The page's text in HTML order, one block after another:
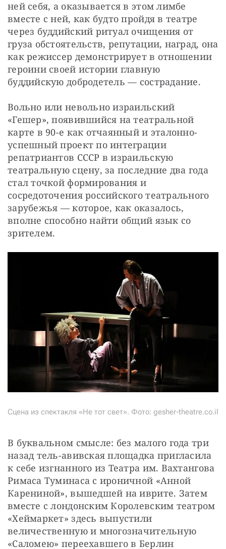
ней себя, а оказывается в этом лимбе
вместе с ней, как будто пройдя в театре
через буддийский ритуал очищения от
груза обстоятельств, репутации, наград, она
как режиссер демонстрирует в отношении
героини своей истории главную
буддийскую добродетель — сострадание.
Вольно или невольно израильский
«Гешер», появившийся на театральной
карте в 90-е как отчаянный и эталонно-
успешный проект по интеграции
репатриантов СССР в израильскую
театральную сцену, за последние два года
стал точкой формирования и
сосредоточения российского театрального
зарубежья — которое, как оказалось,
вполне способно найти общий язык со
зрителем.
Сцена из спектакля «Не тот свет». Фото: gesher-theatre.co.il
В буквальном смысле: без малого года три
назад тель-авивская площадка пригласила
к себе изгнанного из Театра им. Вахтангова
Римаса Туминаса с ироничной «Анной
Карениной», вышедшей на иврите. Затем
вместе с лондонским Королевским театром
«Хеймаркет» здесь выпустили
величественную и многозначительную
«Саломею» переехавшего в Берлин